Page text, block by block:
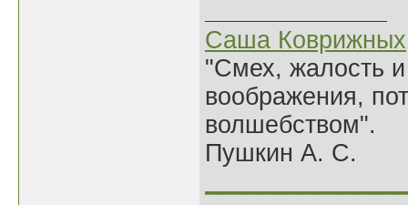
Саша Коврижных
"Смех, жалость
воображения,
волшебством".
Пушкин А. С.